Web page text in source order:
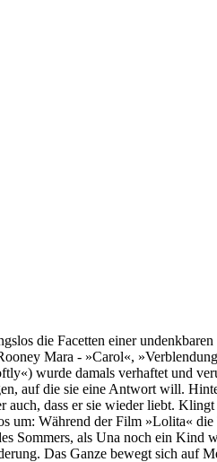
die Facetten einer
Mara - »Carol«,
wurde damals verhaftet und
auf die sie eine Antwort will.
dass er sie wieder liebt.
Während der Film »Lolita«
Sommers, als Una noch ein
Das Ganze bewegt sich auf